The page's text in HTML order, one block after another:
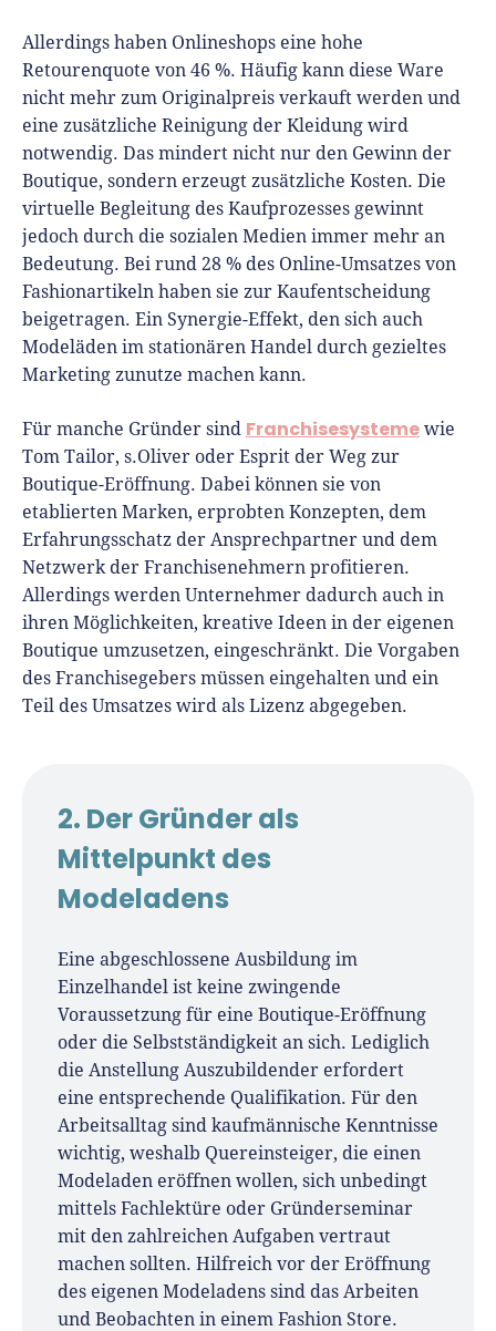
Allerdings haben Onlineshops eine hohe
Retourenquote von 46 %. Häufig kann diese Ware
nicht mehr zum Originalpreis verkauft werden und
eine zusätzliche Reinigung der Kleidung wird
notwendig. Das mindert nicht nur den Gewinn der
Boutique, sondern erzeugt zusätzliche Kosten. Die
virtuelle Begleitung des Kaufprozesses gewinnt
jedoch durch die sozialen Medien immer mehr an
Bedeutung. Bei rund 28 % des Online-Umsatzes von
Fashionartikeln haben sie zur Kaufentscheidung
beigetragen. Ein Synergie-Effekt, den sich auch
Modeläden im stationären Handel durch gezieltes
Marketing zunutze machen kann.
Für manche Gründer sind Franchisesysteme wie
Tom Tailor, s.Oliver oder Esprit der Weg zur
Boutique-Eröffnung. Dabei können sie von
etablierten Marken, erprobten Konzepten, dem
Erfahrungsschatz der Ansprechpartner und dem
Netzwerk der Franchisenehmern profitieren.
Allerdings werden Unternehmer dadurch auch in
ihren Möglichkeiten, kreative Ideen in der eigenen
Boutique umzusetzen, eingeschränkt. Die Vorgaben
des Franchisegebers müssen eingehalten und ein
Teil des Umsatzes wird als Lizenz abgegeben.
2. Der Gründer als
Mittelpunkt des
Modeladens
Eine abgeschlossene Ausbildung im
Einzelhandel ist keine zwingende
Voraussetzung für eine Boutique-Eröffnung
oder die Selbstständigkeit an sich. Lediglich
die Anstellung Auszubildender erfordert
eine entsprechende Qualifikation. Für den
Arbeitsalltag sind kaufmännische Kenntnisse
wichtig, weshalb Quereinsteiger, die einen
Modeladen eröffnen wollen, sich unbedingt
mittels Fachlektüre oder Gründerseminar
mit den zahlreichen Aufgaben vertraut
machen sollten. Hilfreich vor der Eröffnung
des eigenen Modeladens sind das Arbeiten
und Beobachten in einem Fashion Store.